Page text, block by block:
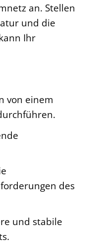
an. Stellen
und die
Ihr
von einem
des
und stabile